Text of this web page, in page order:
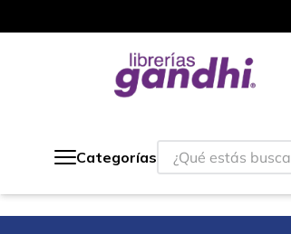
Categorías
¿Qué estás